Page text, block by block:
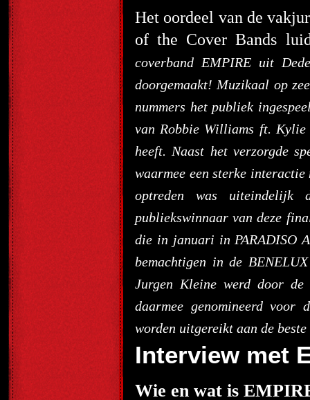
Het oordeel van de
of the Cover Bands
coverband EMPIRE uit
doorgemaakt! Muzikaal op
nummers het publiek
van Robbie Williams ft. Kylie
heeft. Naast het verzorgde
waarmee een sterke
optreden was uiteindelijk
publiekswinnaar van deze
die in januari in PARADISO
bemachtigen in de
Jurgen Kleine werd door
daarmee genomineerd
worden uitgereikt aan de
Interview met
Wie en wat is